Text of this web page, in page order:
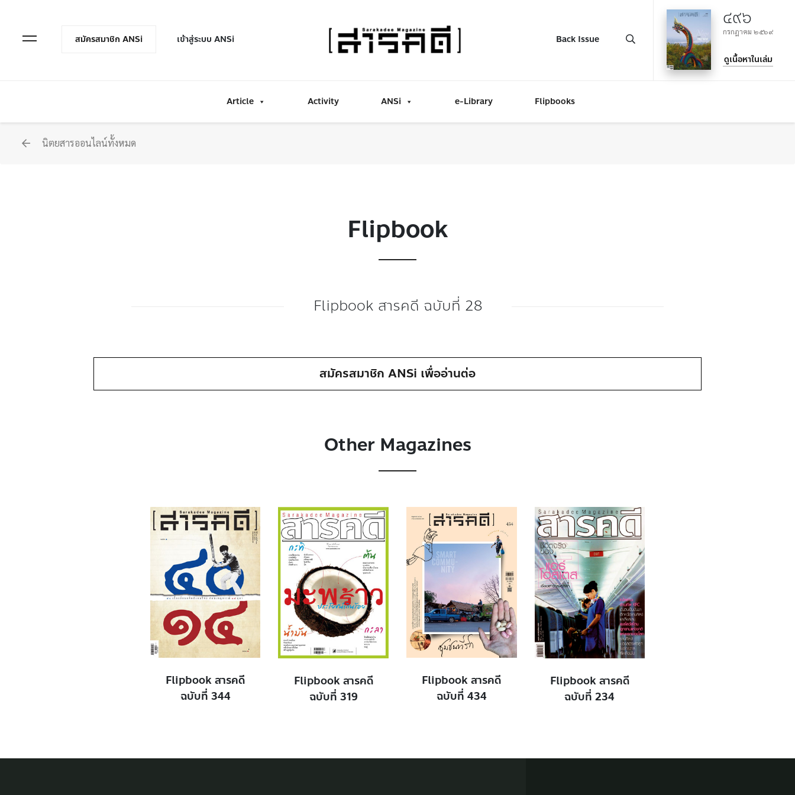
Open Menuสมัครสมาชิก ANSi เข้าสู่ระบบ ANSi Back Issue
๔๙๖
กรกฎาคม ๒๕๖๙
ดูเนื้อหาในเล่ม
Article Activity ANSi e-Library Flipbooks
นิตยสารออนไลน์ทั้งหมด
Flipbook
Flipbook สารคดี ฉบับที่ 28
สมัครสมาชิก ANSi เพื่ออ่านต่อ
Other Magazines
Flipbook สารคดี
ฉบับที่ 344
Flipbook สารคดี
ฉบับที่ 319
Flipbook สารคดี
ฉบับที่ 434
Flipbook สารคดี
ฉบับที่ 234